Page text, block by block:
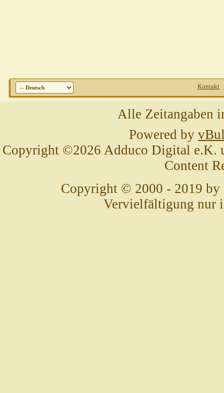
Kontakt
Alle Zeitangaben
Powered by
Copyright ©2026 Adduco Digital e.K.
Content
Copyright © 2000 - 2019 by
Vervielfältigung nur